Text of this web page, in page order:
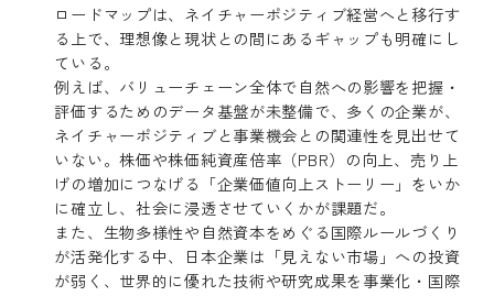
ロードマップは、ネイチャーポジティブ経営へと移行す
る上で、理想像と現状との間にあるギャップも明確にし
ている。
例えば、バリューチェーン全体で自然への影響を把握・
評価するためのデータ基盤が未整備で、多くの企業が、
ネイチャーポジティブと事業機会との関連性を見出せて
いない。株価や株価純資産倍率（PBR）の向上、売り上
げの増加につなげる「企業価値向上ストーリー」をいか
に確立し、社会に浸透させていくかが課題だ。
また、生物多様性や自然資本をめぐる国際ルールづくり
が活発化する中、日本企業は「見えない市場」への投資
が弱く、世界的に優れた技術や研究成果を事業化・国際